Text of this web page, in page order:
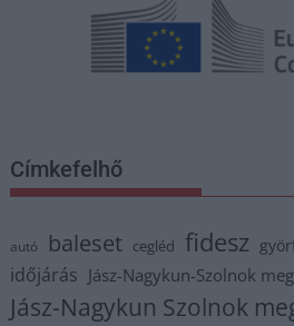
Címkefelhő
autó baleset cegléd fidesz
időjárás Jász-Nagykun-Szolnok
Jász-Nagykun Szolnok